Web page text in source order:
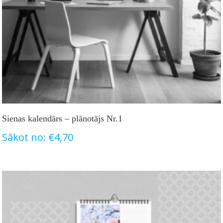
Sienas kalendārs – plānotājs Nr.1
Sākot no: €4,70